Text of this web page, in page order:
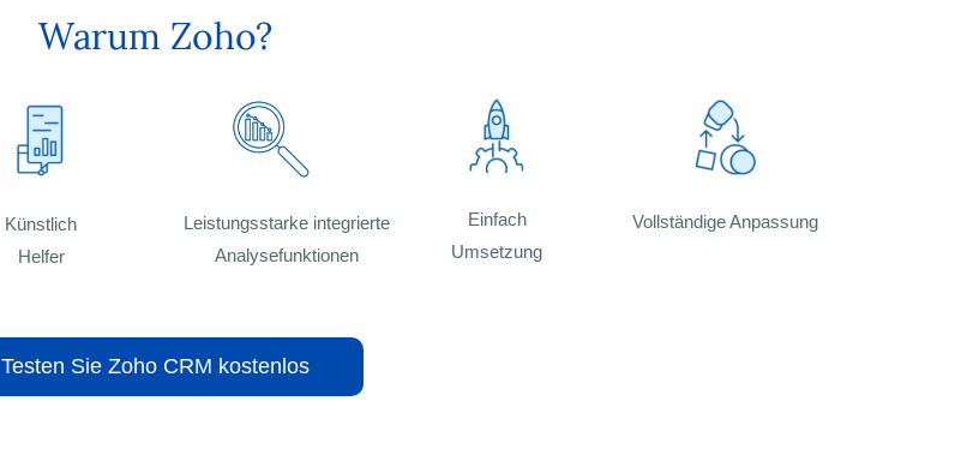
Warum Zoho?
Künstlich
Helfer
Leistungsstarke integrierte
Analysefunktionen
Einfach
Umsetzung
Vollständige Anpassung
Testen Sie Zoho CRM kostenlos